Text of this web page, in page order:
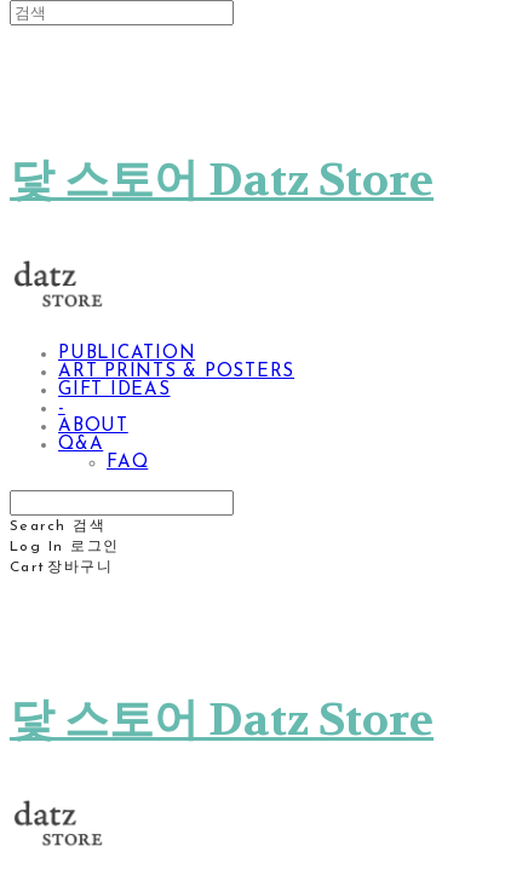
닻 스토어 Datz Store
PUBLICATION
ART PRINTS & POSTERS
GIFT IDEAS
-
ABOUT
Q&A
FAQ
Search
검색
Log In
로그인
Cart 장바구니
닻 스토어 Datz Store